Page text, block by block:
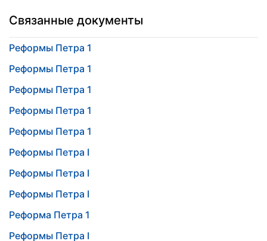
Связанные документы
Реформы Петра 1
Реформы Петра 1
Реформы Петра 1
Реформы Петра 1
Реформы Петра 1
Реформы Петра I
Реформы Петра I
Реформы Петра I
Реформа Петра 1
Реформы Петра I